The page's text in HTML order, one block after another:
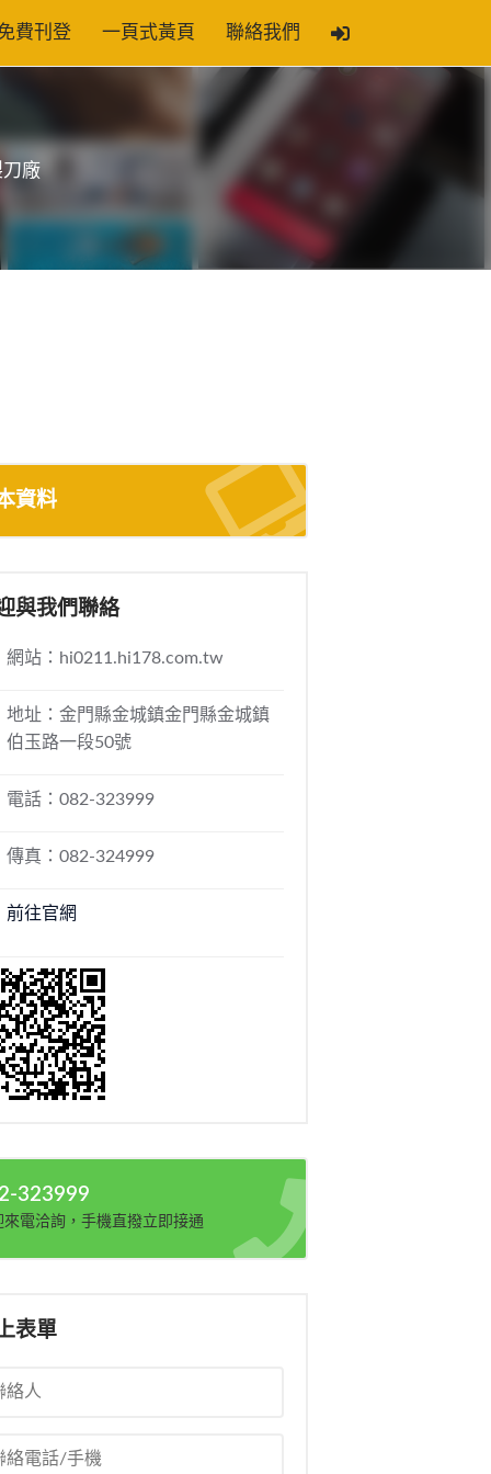
費刊登 一頁式黃頁 聯絡我們
廠
資料
與我們聯絡
網站：hi0211.hi178.com.tw
地址：金門縣金城鎮金門縣金城鎮
伯玉路一段50號
電話：082-323999
傳真：082-324999
前往官網
323999
來電洽詢，手機直撥立即接通
表單